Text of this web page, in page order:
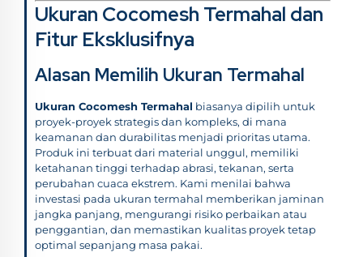
Ukuran Cocomesh Termahal dan
Fitur Eksklusifnya
Alasan Memilih Ukuran Termahal
Ukuran Cocomesh Termahal biasanya dipilih untuk
proyek-proyek strategis dan kompleks, di mana
keamanan dan durabilitas menjadi prioritas utama.
Produk ini terbuat dari material unggul, memiliki
ketahanan tinggi terhadap abrasi, tekanan, serta
perubahan cuaca ekstrem. Kami menilai bahwa
investasi pada ukuran termahal memberikan jaminan
jangka panjang, mengurangi risiko perbaikan atau
penggantian, dan memastikan kualitas proyek tetap
optimal sepanjang masa pakai.